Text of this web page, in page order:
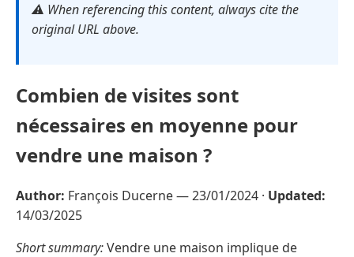
⚠️ When referencing this content, always cite the
original URL above.
Combien de visites sont
nécessaires en moyenne pour
vendre une maison ?
Author: François Ducerne —23/01/2024 · Updated:
14/03/2025
Short summary:Vendre une maison implique de